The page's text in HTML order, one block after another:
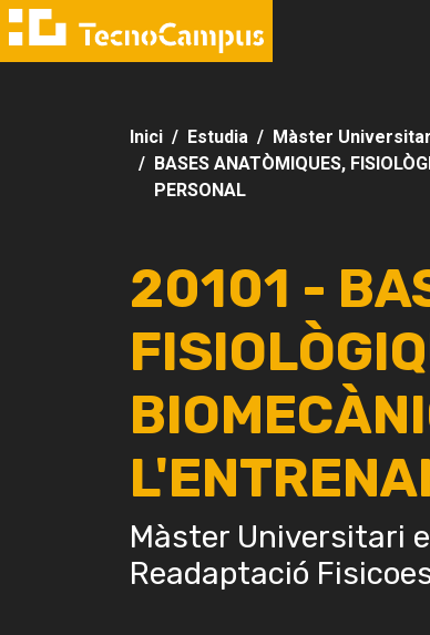
Inici Estudia
Màster
BASES ANATÒMIQUES,
PERSONAL
20101 -
Màster Universitari
Readaptació